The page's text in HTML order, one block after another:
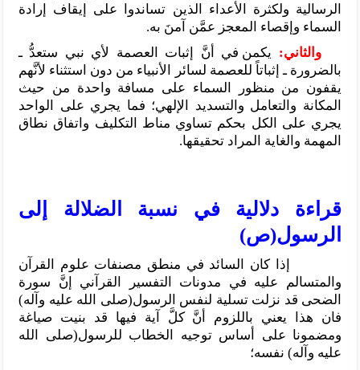
الرسالية ولكثرة الأعداء الذين تساندوا على إيقاف إرادة
السماء وإقصاء المعجز عمَّن آمنَ به.
والثاني: يكمن في أنَّ إثبات العصمة لأي نبي ستعدُّ ـ
بالضرورة ـ إثباتاً للعصمة لسائر الأنبياء من دون استثناء لأنَّهم
يقفون من منظور السماء على مسافة واحدة من حيث
المكانة والتعامل والتسديد الإلهي؛ فما يجري على الواحد
يجري على الكل بحكم تساوي مناط التكليف واتفاق نطاق
المهمة والغاية المراد تحقيقها.
قراءة دلالية في نسبة الضلالة إلى
الرسول(ص)
إذا كان السائد في منطق مصنفات علوم القرآن
والمتسالم عليه في مدونات التفسير القرآني إنَّ سورة
الضحى قد نزلت تسلية لنفس الرسول(صلى الله عليه وآله)
فان هذا يعني باللزوم أنَّ كلَّ آية فيها قد بنيت صياغة
ومضمونا على أساس توجيه الخطاب للرسول(صلى الله
عليه وآله) نفسه؛